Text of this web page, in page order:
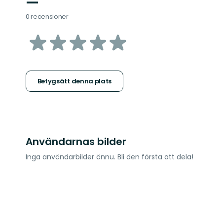
0 recensioner
av
stjärnor
Betygsätt denna plats
Användarnas bilder
Inga användarbilder ännu. Bli den första att dela!